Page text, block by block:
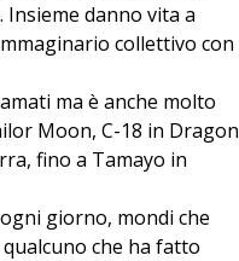
Insieme danno vita a
collettivo con
ma è anche molto
Moon, C-18 in Dragon
fino a Tamayo in
giorno, mondi che
che ha fatto